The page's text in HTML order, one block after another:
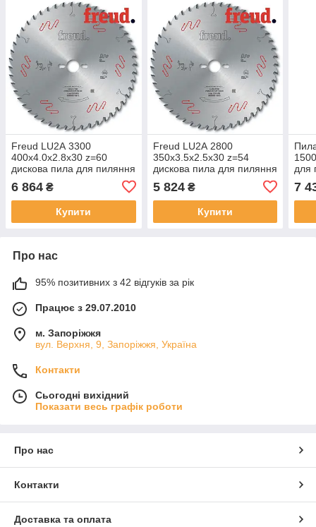
Freud LU2А 3300
400х4.0х2.8х30 z=60
дискова пила для пиляння
6 864 ₴
Купити
Freud LU2А 2800
350х3.5х2.5х30 z=54
дискова пила для пиляння
5 824₴
Купити
для
7
Про нас
95% позитивних з 42 відгуків за рік
Працює з 29.07.2010
м. Запоріжжя
вул. Верхня, 9, Запоріжжя, Україна
Контакти
Сьогодні вихідний
Показати весь графік роботи
Про нас
Контакти
Доставка та оплата